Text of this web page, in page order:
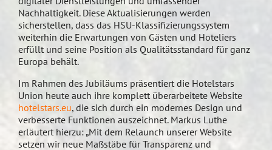
Nachhaltigkeit. Diese Aktualisierungen werden
sicherstellen, dass das HSU-Klassifizierungssystem
weiterhin die Erwartungen von Gästen und Hoteliers
erfüllt und seine Position als Qualitätsstandard für ganz
Europa behält.
Im Rahmen des Jubiläums präsentiert die Hotelstars
Union heute auch ihre komplett überarbeitete Website
hotelstars.eu, die sich durch ein modernes Design und
verbesserte Funktionen auszeichnet. Markus Luthe
erläutert hierzu: „Mit dem Relaunch unserer Website
setzen wir neue Maßstäbe für Transparenz und